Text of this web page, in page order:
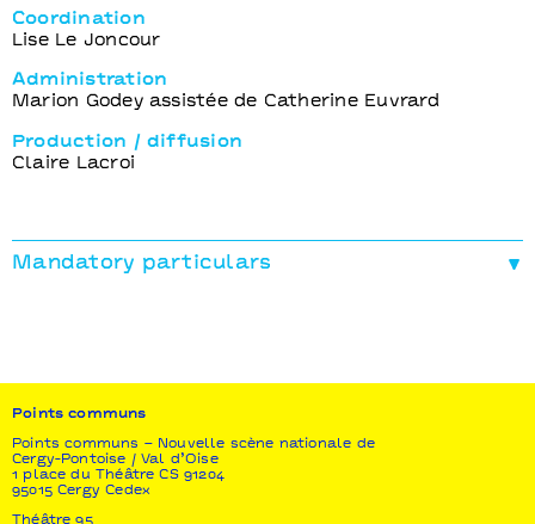
Coordination
Lise Le Joncour
Administration
Marion Godey assistée de Catherine Euvrard
Production / diffusion
Claire Lacroi
Mandatory particulars
Atelier 231 / Centre National des Arts de la Rue /
Channel / Scène nationale de Calais, L’Abattoir /
Centre National des Arts de la Rue / Chalon-sur-
Saône, Les Ateliers Frappaz / Centre Métropolitain
des Arts Urbains / Villeurbanne
Points communs
Points communs – Nouvelle scène nationale de
Cergy-Pontoise / Val d’Oise
1 place du Théâtre CS 91204
95015 Cergy Cedex
Théâtre 95